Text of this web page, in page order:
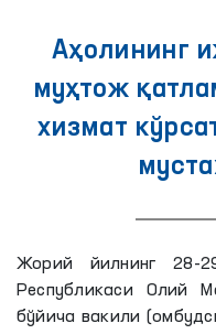
Аҳолининг
муҳтож
хизмат
Жорий йилнинг 28-
Республикаси Олий
бўйича вакили